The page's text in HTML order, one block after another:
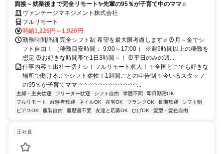
面接～就業後まで完全リモート✨先輩の95％が子育て中のママ♫
ヴァンテージマネジメント株式会社
フルリモート
時給1,226円～1,920円
勤務時間詳細 完全シフト制 希望を最大限考慮します♫ ⏰月～金でシ
フト自由！ （稼働目安時間： 9:00～17:00 ） ※週9時間以上の稼働を
想定 ⏰お好きな時間帯で1日3時間～！ ⏰平日のみの週...
仕事内容 ✨出社一切ナシ！フルリモート求人！ ✨全国どこでも好きな
場所で働ける♫ ✨シフト柔軟！1週間ごとの申告制 ✨今いるスタッフ
の95％が子育てママ ༶ ༶ ༶ ༶ ༶ ༶ ༶ ༶ ༶ ༶ ༶ ༶...
主婦・主夫歓迎 フリーター歓迎 シフト自由 学歴不問
即日勤務OK
フルリモート
経験者歓迎 ネイルOK 在宅OK ブランクOK 長期歓迎
シフト制
ピアスOK
服装自由 履歴書不要 友達と応募OK ひげOK 髪型・髪色自由
正社員